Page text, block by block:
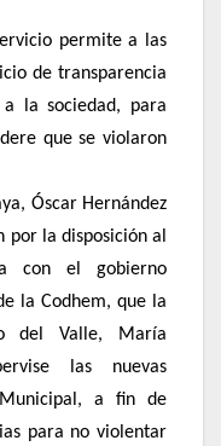
permite a las
de transparencia
la sociedad, para
que se violaron
Óscar Hernández
por la disposición al
con el gobierno
la Codhem, que la
del Valle, María
las nuevas
a fin de
para no violentar